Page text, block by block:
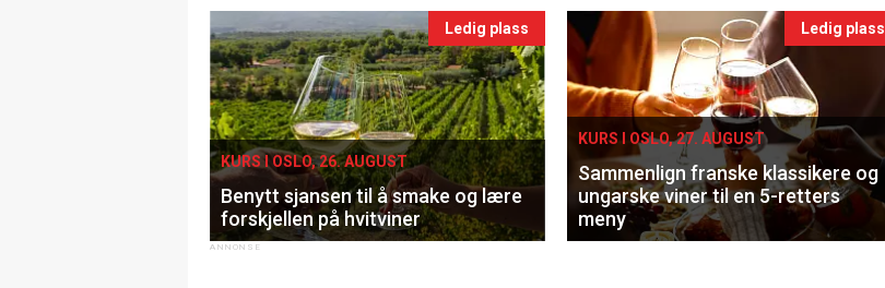
Ledig plass
KURS I OSLO, 26. AUGUST
Benytt sjansen til å smake og lære
forskjellen på hvitviner
Ledig plass
KURS I OSLO, 27. AUGUST
Sammenlign franske klassikere og
ungarske viner til en 5-retters
meny